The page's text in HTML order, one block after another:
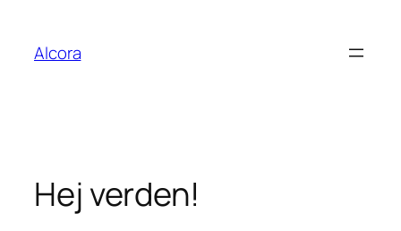
indhold
Alcora
Hej verden!